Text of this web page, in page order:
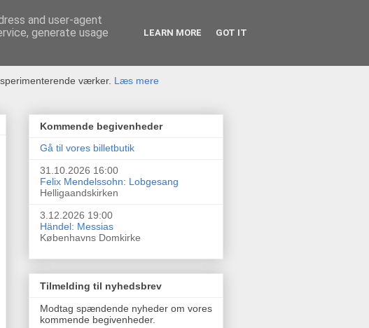
værker. Læs mere
Kommende begivenheder
Gå til vores billetbutik
31.10.2026 16:00
Felix Mendelssohn: Lobgesang
Helligaandskirken
3.12.2026 19:00
Händel: Messias
Københavns Domkirke
Tilmelding til nyhedsbrev
Modtag spændende nyheder om vores
kommende begivenheder.
and user-agent
generate usage
LEARN MORE GOT IT